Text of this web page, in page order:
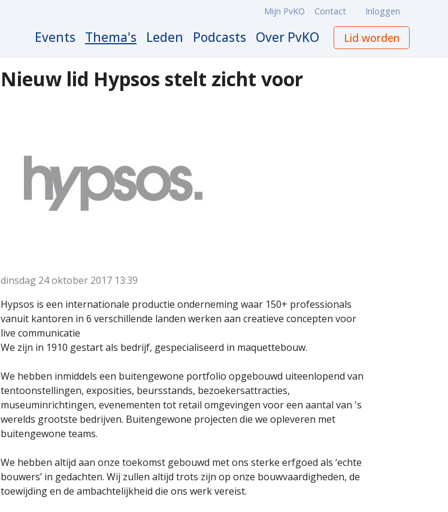
navigation
Events Thema's Leden Podcasts Over PvKO Lid worden
Meta
Mijn PvKO Contact Inloggen
Nieuw lid Hypsos stelt zicht voor
dinsdag 24 oktober 2017 13:39
Hypsos is een internationale productie onderneming waar 150+ professionals
vanuit kantoren in 6 verschillende landen werken aan creatieve concepten voor
live communicatie
We zijn in 1910 gestart als bedrijf, gespecialiseerd in maquettebouw.
We hebben inmiddels een buitengewone portfolio opgebouwd uiteenlopend van
tentoonstellingen, exposities, beursstands, bezoekersattracties,
museuminrichtingen, evenementen tot retail omgevingen voor een aantal van 's
werelds grootste bedrijven. Buitengewone projecten die we opleveren met
buitengewone teams.
We hebben altijd aan onze toekomst gebouwd met ons sterke erfgoed als ‘echte
bouwers’ in gedachten. Wij zullen altijd trots zijn op onze bouwvaardigheden, de
toewijding en de ambachtelijkheid die ons werk vereist.